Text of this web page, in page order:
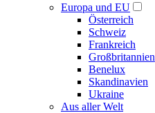
Europa und EU
Österreich
Schweiz
Frankreich
Großbritannien
Benelux
Skandinavien
Ukraine
Aus aller Welt